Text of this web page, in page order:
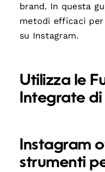
brand. In questa
metodi efficaci
su Instagram.
Utilizza le
Integrate
Instagram
strumenti